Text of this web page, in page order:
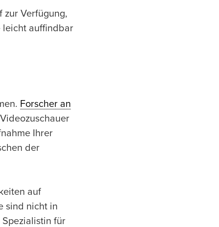
zur Verfügung,
leicht auffindbar
Forscher an
Ihrer
der
auf
sind nicht in
Spezialistin für